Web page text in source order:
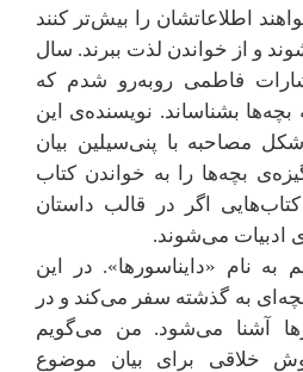
اطلاعاتشان را بیش‌تر کنند
و از خواندن لذت ببرند. سال
فاطمی روبه‌رو شدم که
بشناساند. نویسنده‌ی این
مصاحبه با پنی‌سیلین بیان
بچه‌ها را به خواندن کتاب
اگر در قالب داستان
ادبیات می‌شوند.
به نام «دایناسورها». در این
به گذشته سفر می‌کند و در
آشنا می‌شود. من می‌گویم
خلاقی برای بیان موضوع